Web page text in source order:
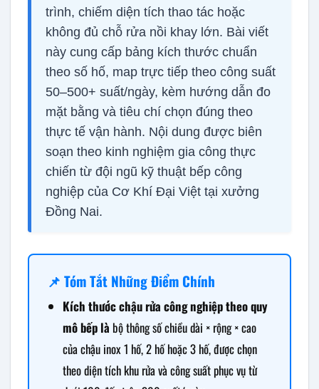
trình, chiếm diện tích thao tác hoặc
không đủ chỗ rửa nồi khay lớn. Bài viết
này cung cấp bảng kích thước chuẩn
theo số hố, map trực tiếp theo công suất
50–500+ suất/ngày, kèm hướng dẫn đo
mặt bằng và tiêu chí chọn đúng theo
thực tế vận hành. Nội dung được biên
soạn theo kinh nghiệm gia công thực
chiến từ đội ngũ kỹ thuật bếp công
nghiệp của Cơ Khí Đại Việt tại xưởng
Đồng Nai.
📌 Tóm Tắt Những Điểm Chính
Kích thước chậu rửa công nghiệp theo quy
mô bếp là bộ thông số chiều dài × rộng × cao
của chậu inox 1 hố, 2 hố hoặc 3 hố, được chọn
theo diện tích khu rửa và công suất phục vụ từ